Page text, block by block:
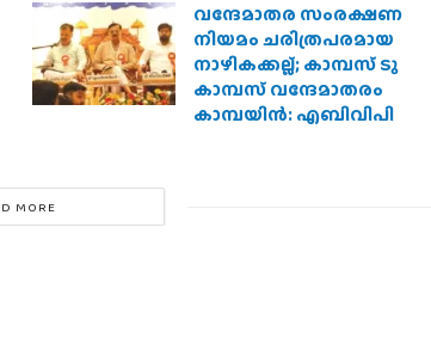
വന്ദേമാതര സംരക്ഷണ
നിയമം ചരിത്രപരമായ
നാഴികക്കല്ല്; കാമ്പസ് ടു
കാമ്പസ് വന്ദേമാതരം
കാമ്പയിന്‍: എബിവിപി
MORE